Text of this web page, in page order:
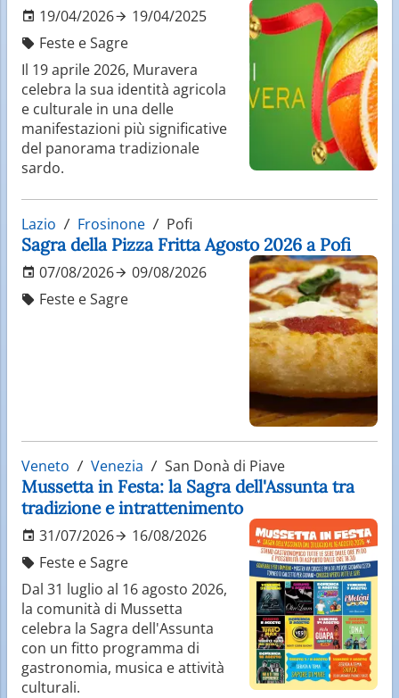
19/04/2026
19/04/2025
Feste e Sagre
Il 19 aprile 2026, Muravera
celebra la sua identità agricola
e culturale in una delle
manifestazioni più significative
del panorama tradizionale
sardo.
Lazio Frosinone Pofi
Sagra della Pizza Fritta Agosto 2026 a Pofi
07/08/2026
09/08/2026
Feste e Sagre
Veneto Venezia San Donà di Piave
Mussetta in Festa: la Sagra dell'Assunta tra
tradizione e intrattenimento
31/07/2026
16/08/2026
Feste e Sagre
Dal 31 luglio al 16 agosto 2026,
la comunità di Mussetta
celebra la Sagra dell'Assunta
con un fitto programma di
gastronomia, musica e attività
culturali.